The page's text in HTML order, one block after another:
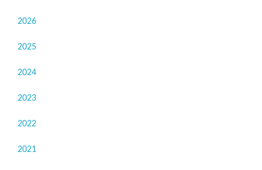
2026
2025
2024
2023
2022
2021